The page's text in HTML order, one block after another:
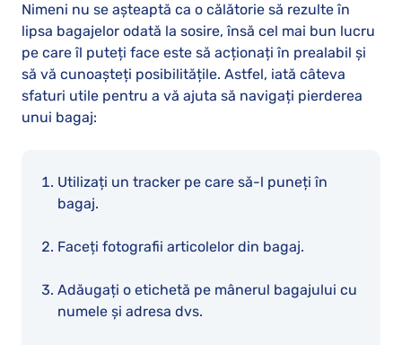
Nimeni nu se așteaptă ca o călătorie să rezulte în
lipsa bagajelor odată la sosire, însă cel mai bun lucru
pe care îl puteți face este să acționați în prealabil și
să vă cunoașteți posibilitățile. Astfel, iată câteva
sfaturi utile pentru a vă ajuta să navigați pierderea
unui bagaj:
Utilizați un tracker pe care să-l puneți în
bagaj.
Faceți fotografii articolelor din bagaj.
Adăugați o etichetă pe mânerul bagajului cu
numele și adresa dvs.